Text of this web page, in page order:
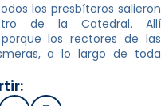
los presbíteros salieron
de la Catedral. Allí
los rectores de las
a lo largo de toda